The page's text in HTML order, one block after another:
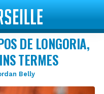
DE LONGORIA,
TERMES
Belly